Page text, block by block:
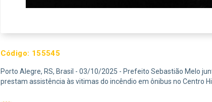
Código: 155545
Porto Alegre, RS, Brasil - 03/10/2025 - Prefeito Sebastião Melo
prestam assistência às vitimas do incêndio em ônibus no Centro